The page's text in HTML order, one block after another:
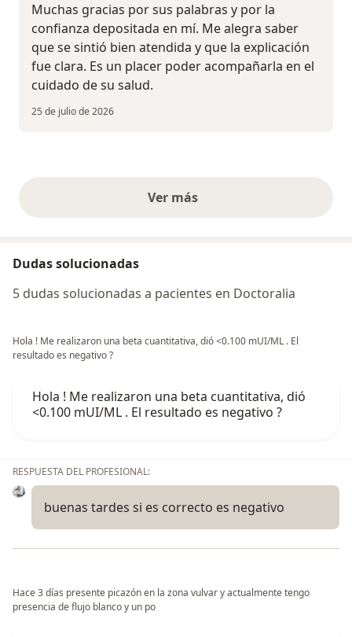
Muchas gracias por sus palabras y por la
confianza depositada en mí. Me alegra saber
que se sintió bien atendida y que la explicación
fue clara. Es un placer poder acompañarla en el
cuidado de su salud.
25 de julio de 2026
Ver másopiniones anteriores
Dudas solucionadas
5 dudas solucionadas a pacientes en Doctoralia
Hola ! Me realizaron una beta cuantitativa, dió <0.100 mUI/ML . El
resultado es negativo ?
Hola ! Me realizaron una beta cuantitativa, dió
<0.100 mUI/ML . El resultado es negativo ?
RESPUESTA DEL PROFESIONAL:
buenas tardes si es correcto es negativo
Hace 3 días presente picazón en la zona vulvar y actualmente tengo
presencia de flujo blanco y un po